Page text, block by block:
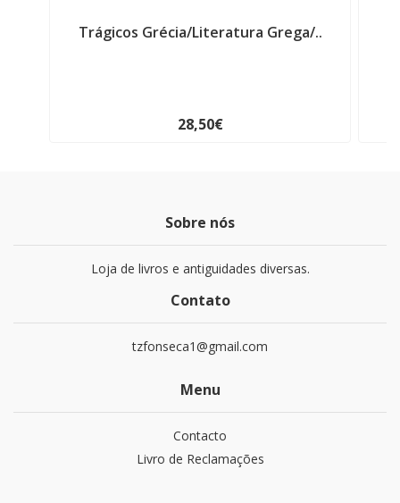
Trágicos Grécia/Literatura Grega/..
28,50€
Sobre nós
Loja de livros e antiguidades diversas.
Contato
tzfonseca1@gmail.com
Menu
Contacto
Livro de Reclamações